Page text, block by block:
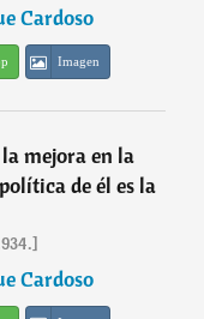
Cardoso
Imagen
mejora en la
de él es la
Cardoso